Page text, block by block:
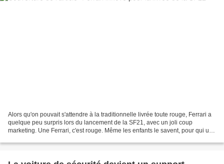
Alors qu'on pouvait s'attendre à la traditionnelle livrée toute rouge, Ferrari a
quelque peu surpris lors du lancement de la SF21, avec un joli coup
marketing. Une Ferrari, c'est rouge. Même les enfants le savent, pour qui une